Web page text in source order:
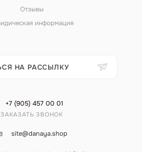
Отзывы
информация
НА РАССЫЛКУ
+7 (905) 457 00 01
ЗАКАЗАТЬ ЗВОНОК
site@danaya.shop